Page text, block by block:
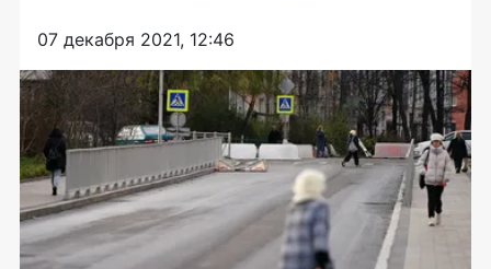
07 декабря 2021, 12:46